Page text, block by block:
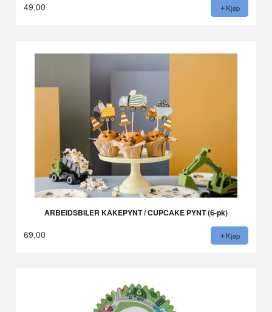
49,00 Kjøp
ARBEIDSBILER KAKEPYNT / CUPCAKE PYNT (6-pk)
69,00 Kjøp